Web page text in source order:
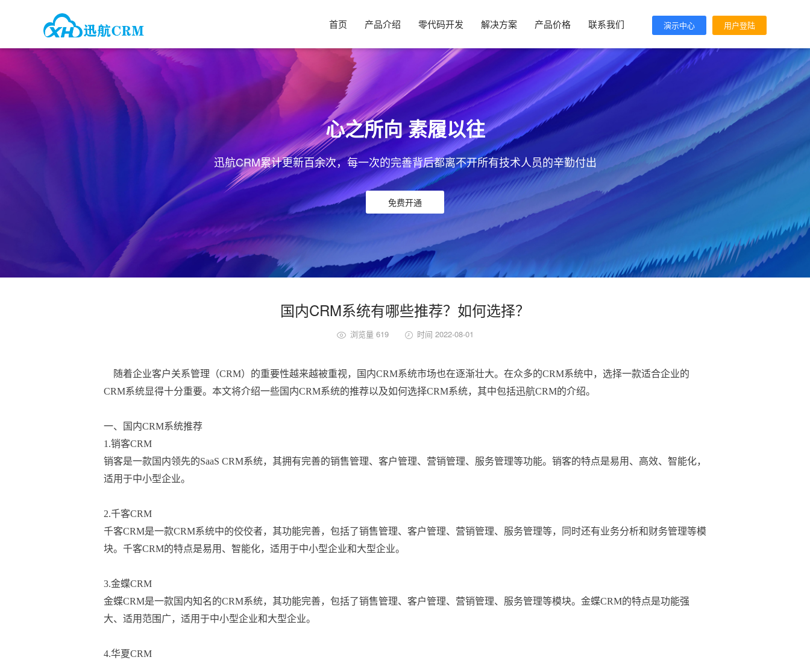
首页 产品介绍 零代码开发 解决方案 产品价格 联系我们 演示中心 用户登陆
心之所向 素履以往
迅航CRM累计更新百余次，每一次的完善背后都离不开所有技术人员的辛勤付出
免费开通
首页>> >>解决方案
国内CRM系统有哪些推荐？如何选择？
浏览量 619 时间 2022-08-01
随着企业客户关系管理（CRM）的重要性越来越被重视，国内CRM系统市场也在逐渐壮大。在众多的CRM系统中，选择一款适合企业的
CRM系统显得十分重要。本文将介绍一些国内CRM系统的推荐以及如何选择CRM系统，其中包括迅航CRM的介绍。
一、国内CRM系统推荐
1.销客CRM
销客是一款国内领先的SaaS CRM系统，其拥有完善的销售管理、客户管理、营销管理、服务管理等功能。 销客的特点是易用、高效、智能化，
适用于中小型企业。
2.千客CRM
千客CRM是一款CRM系统中的佼佼者，其功能完善，包括了销售管理、客户管理、营销管理、服务管理等，同时还有业务分析和财务管理等模
块。千客CRM的特点是易用、智能化，适用于中小型企业和大型企业。
3.金蝶CRM
金蝶CRM是一款国内知名的CRM系统，其功能完善，包括了销售管理、客户管理、营销管理、服务管理等模块。金蝶CRM的特点是功能强
大、适用范围广，适用于中小型企业和大型企业。
4.华夏CRM